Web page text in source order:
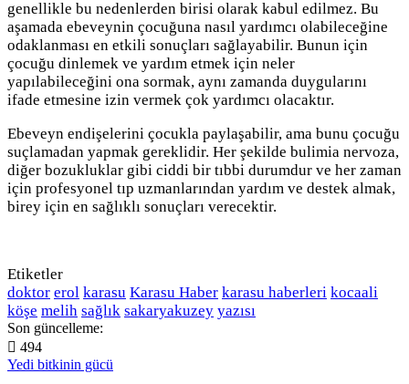
genellikle bu nedenlerden birisi olarak kabul edilmez. Bu
aşamada ebeveynin çocuğuna nasıl yardımcı olabileceğine
odaklanması en etkili sonuçları sağlayabilir. Bunun için
çocuğu dinlemek ve yardım etmek için neler
yapılabileceğini ona sormak, aynı zamanda duygularını
ifade etmesine izin vermek çok yardımcı olacaktır.
Ebeveyn endişelerini çocukla paylaşabilir, ama bunu çocuğu
suçlamadan yapmak gereklidir. Her şekilde bulimia nervoza,
diğer bozukluklar gibi ciddi bir tıbbi durumdur ve her zaman
için profesyonel tıp uzmanlarından yardım ve destek almak,
birey için en sağlıklı sonuçları verecektir.
Etiketler
doktor erol karasu Karasu Haber karasu haberleri kocaali
köşe melih sağlık sakaryakuzey yazısı
Son güncelleme:
494
Yedi bitkinin gücü